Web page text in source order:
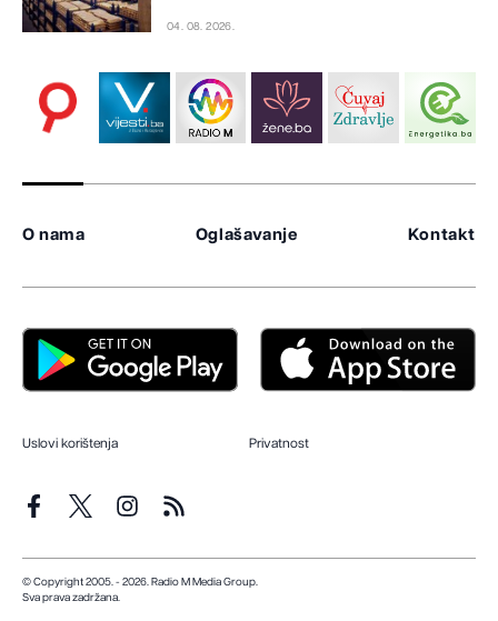
04. 08. 2026.
O nama Oglašavanje Kontakt
Uslovi korištenja Privatnost
© Copyright 2005. - 2026. Radio M Media Group.
Sva prava zadržana.